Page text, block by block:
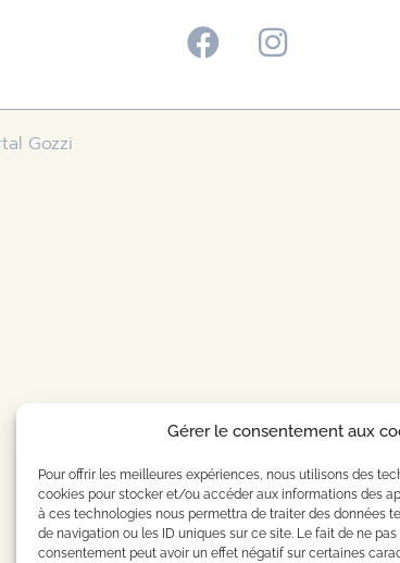
Gérer le consentement aux
Pour offrir les meilleures expériences, nous utilisons des
cookies pour stocker et/ou accéder aux informations des
à ces technologies nous permettra de traiter des données
de navigation ou les ID uniques sur ce site. Le fait de ne
consentement peut avoir un effet négatif sur certaines
Gozzi